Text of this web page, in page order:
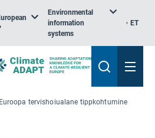
Environmental
information
systems
ET
Euroopa tervishoiualane tippkohtumine